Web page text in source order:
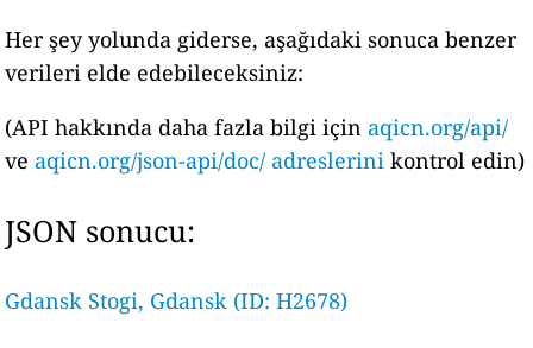
Her şey yolunda giderse, aşağıdaki sonuca benzer
verileri elde edebileceksiniz:
(API hakkında daha fazla bilgi için aqicn.org/api/
ve aqicn.org/json-api/doc/ adreslerini kontrol edin)
JSON sonucu:
Gdansk Stogi, Gdansk (ID: H2678)